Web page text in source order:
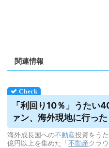
関連情報
「利回り10％」うたい
ァン、海外現地に行っ
海外成長国への不動産投資をう
億円以上を集めた「不動産クラ